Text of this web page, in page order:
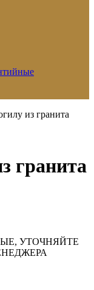
из гранита
гранита
УТОЧНЯЙТЕ